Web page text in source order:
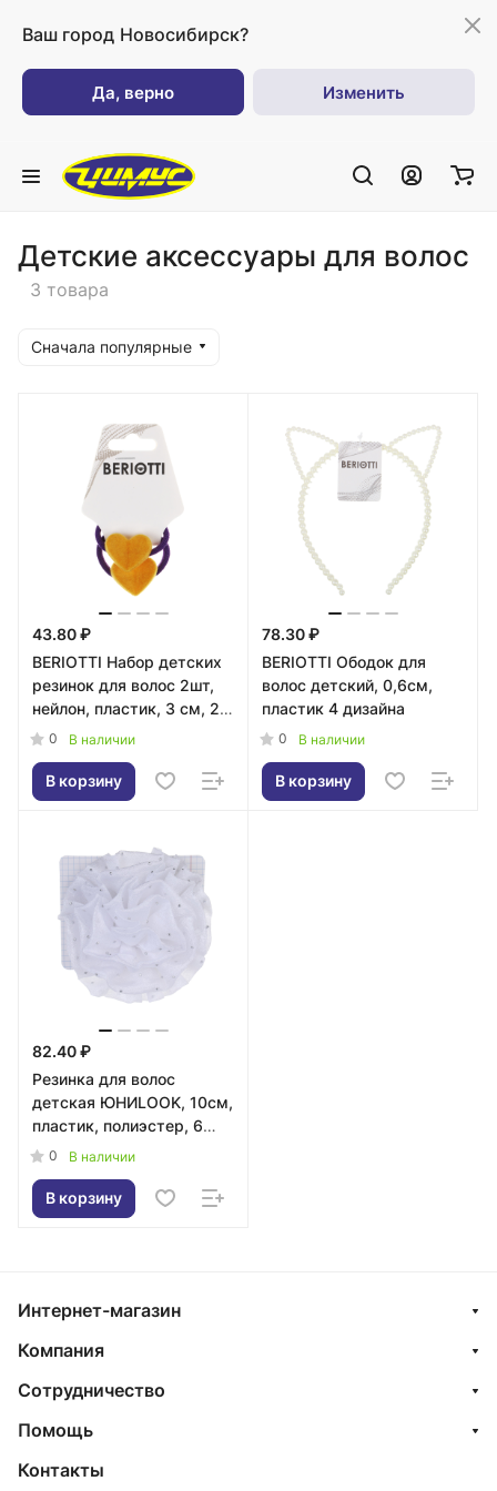
Ваш город Новосибирск?
Да, верно Изменить
Детские аксессуары для волос
3 товара
Сначала популярные
43.80 ₽
BERIOTTI Набор детских
резинок для волос 2шт,
нейлон, пластик, 3 см, 2
дизайна
0 В наличии
В корзину
78.30 ₽
BERIOTTI Ободок для
волос детский, 0,6см,
пластик 4 дизайна
0 В наличии
В корзину
82.40 ₽
Резинка для волос
детская ЮНИLOOK, 10см,
пластик, полиэстер, 6
дизайнов, ШБ23-07
0 В наличии
В корзину
Интернет-магазин
Компания
Сотрудничество
Помощь
Контакты